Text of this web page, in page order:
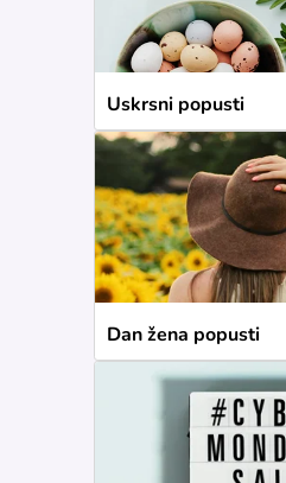
Uskrsni popusti
Dan žena popusti